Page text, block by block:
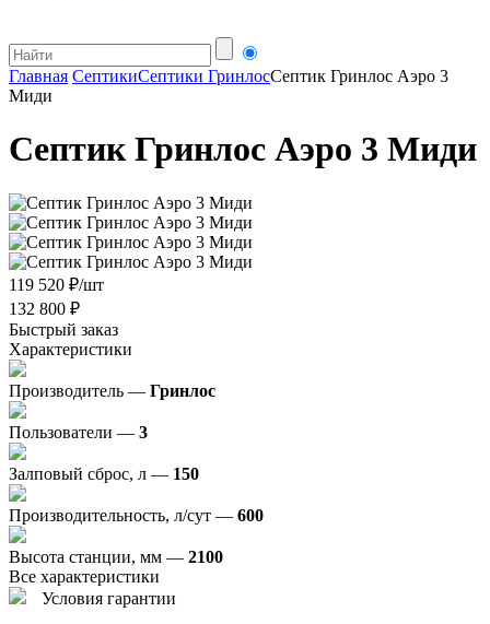
Главная СептикиСептики ГринлосСептик Гринлос Аэро 3
Миди
Септик Гринлос Аэро 3 Миди
119 520 ₽/шт
132 800 ₽
Быстрый заказ
Характеристики
Производитель — Гринлос
Пользователи — 3
Залповый сброс, л — 150
Производительность, л/сут — 600
Высота станции, мм — 2100
Все характеристики
Условия гарантии